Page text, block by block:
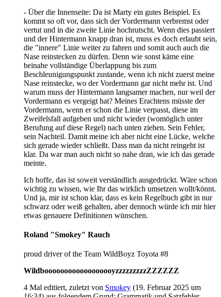
- Über die Innenseite: Da ist Marty ein gutes Beispiel. Es
kommt so oft vor, dass sich der Vordermann verbremst oder
vertut und in die zweite Linie hochrutscht. Wenn dies passiert
und der Hintermann knapp dran ist, muss es doch erlaubt sein,
die "innere" Linie weiter zu fahren und somit auch auch die
Nase reinstecken zu dürfen. Denn wie sonst käme eine
beinahe vollständige Überlappung bis zum
Beschleunigungspunkt zustande, wenn ich nicht zuerst meine
Nase reinstecke, wo der Vordermann gar nicht mehr ist. Und
warum muss der Hintermann langsamer machen, nur weil der
Vordermann es vergeigt hat? Meines Erachtens müsste der
Vordermann, wenn er schon die Linie verpasst, diese im
Zweifelsfall aufgeben und nicht wieder (womöglich unter
Berufung auf diese Regel) nach unten ziehen. Sein Fehler,
sein Nachteil. Damit meine ich aber nicht eine Lücke, welche
sich gerade wieder schließt. Dass man da nicht reingeht ist
klar. Da war man auch nicht so nahe dran, wie ich das gerade
meinte.
Ich hoffe, das ist soweit verständlich ausgedrückt. Wäre schon
wichtig zu wissen, wie Ihr das wirklich umsetzen wollt/könnt.
Und ja, mir ist schon klar, dass es kein Regelbuch gibt in nur
schwarz oder weiß gehalten, aber dennoch würde ich mir hier
etwas genauere Definitionen wünschen.
Roland "Smokey" Rauch
proud driver of the Team WildBoyz Toyota #8
WildboooooooooooooooooyzzzzzzzzzZZZZZZ
4 Mal editiert, zuletzt von Smokey (19. Februar 2025 um